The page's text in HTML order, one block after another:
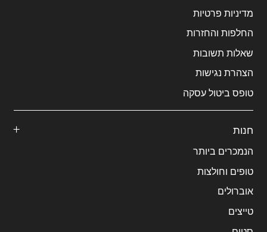
מדיניות פרטיות
החלפות והחזרות
שאלות תשובות
הצהרת נגישות
טופס ביטול עסקה
חנות
הנמכרים ביותר
טופים וחולצות
אוברולים
טייצים